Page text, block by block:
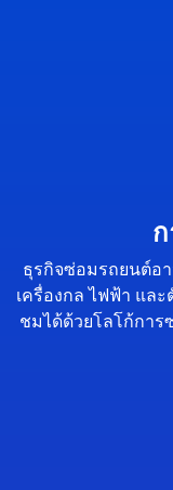
ธุรกิจซ่อมรถยนต์อ
เครื่องกล ไฟฟ้า แล
ชมได้ด้วยโลโก้กา